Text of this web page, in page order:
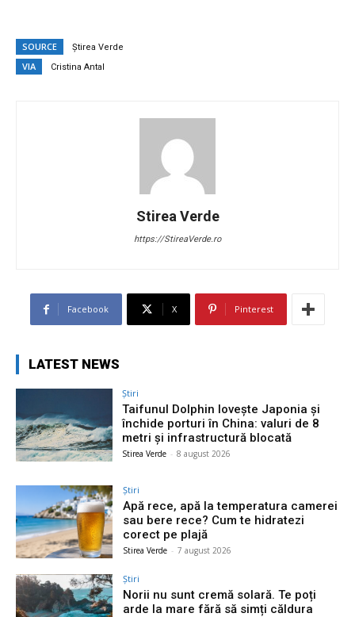
SOURCE Știrea Verde
VIA Cristina Antal
Stirea Verde
https://StireaVerde.ro
Facebook X Pinterest
LATEST NEWS
Știri
Taifunul Dolphin lovește Japonia și
închide porturi în China: valuri de 8
metri și infrastructură blocată
Stirea Verde - 8 august 2026
Știri
Apă rece, apă la temperatura camerei
sau bere rece? Cum te hidratezi
corect pe plajă
Stirea Verde - 7 august 2026
Știri
Norii nu sunt cremă solară. Te poți
arde la mare fără să simți căldura